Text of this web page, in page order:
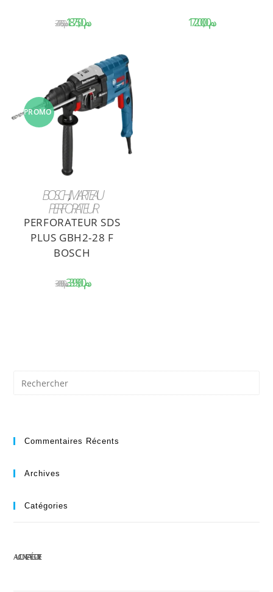
د.م.
2.475,00 د.م.
1.875,00 د.م.
17.200,00
PROMO
BOSCH,MARTEAU
PERFORATEUR
PERFORATEUR SDS
PLUS GBH2-28 F
BOSCH
د.م.
3.499,00 د.م.
3.399,00
Commentaires Récents
Archives
Catégories
AUCUNE CATÉGORIE